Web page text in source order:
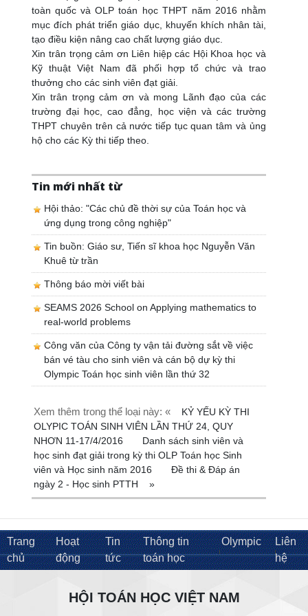
toàn quốc và OLP toán học THPT năm 2016 nhằm
mục đích phát triển giáo dục, khuyến khích nhân tài,
tạo điều kiện nâng cao chất lượng giáo dục.
Xin trân trọng cảm ơn Liên hiệp các Hội Khoa học và
Kỹ thuật Việt Nam đã phối hợp tổ chức và trao
thưởng cho các sinh viên đạt giải.
Xin trân trọng cảm ơn và mong Lãnh đạo của các
trường đại học, cao đẳng, học viện và các trường
THPT chuyên trên cả nước tiếp tục quan tâm và ủng
hộ cho các Kỳ thi tiếp theo.
Tin mới nhất từ
Hội thảo: "Các chủ đề thời sự của Toán học và
ứng dụng trong công nghiệp"
Tin buồn: Giáo sư, Tiến sĩ khoa học Nguyễn Văn
Khuê từ trần
Thông báo mời viết bài
SEAMS 2026 School on Applying mathematics to
real-world problems
Công văn của Công ty vận tải đường sắt về việc
bán vé tàu cho sinh viên và cán bộ dự kỳ thi
Olympic Toán học sinh viên lần thứ 32
Xem thêm trong thể loại này: «
KỶ YẾU KỲ THI
OLYPIC TOÁN SINH VIÊN LẦN THỨ 24, QUY
NHƠN 11-17/4/2016
Danh sách sinh viên và
học sinh đạt giải trong kỳ thi OLP Toán học Sinh
viên và Học sinh năm 2016
Đề thi & Đáp án
ngày 2 - Học sinh PTTH
»
Trang
chủ
Hoạt
động
Tin
tức
Thông tin
toán học
Olympic
Liên
hệ
HỘI TOÁN HỌC VIỆT NAM